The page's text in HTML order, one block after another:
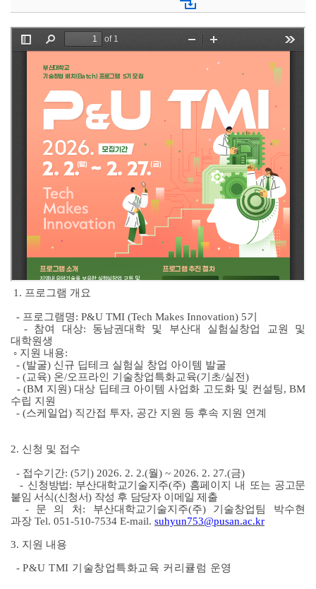
1. 프로그램 개요
- 프로그램명: P&U TMI (Tech Makes Innovation) 5기
- 참여 대상: 동남권대학 및 부산대 실험실창업 교원 및
대학원생
◦ 지원 내용:
- (발굴) 신규 딥테크 실험실 창업 아이템 발굴
- (교육) 온/오프라인 기술창업특화교육(기초/실전)
- (BM 지원)대상 딥테크 아이템 사업화 고도화 및 컨설팅, BM
수립 지원
- (스케일업) 직간접 투자, 공간 지원 등 후속 지원 연계
2. 신청 및 접수
- 접수기간: (5기 ) 2026. 2. 2.(월) ~ 2026. 2. 27.(금)
- 신청방법: 부산대학교기술지주(주) 홈페이지 내 또는 공고문
붙임 서식(신청서) 작성 후 담당자 이메일 제출
- 문 의 처 : 부산대학교기술지주(주) 기술창업팀 박수현
과장 Tel. 051-510-7534 E-mail. suhyun753@pusan.ac.kr
3. 지원 내용
- P&U TMI 기술창업특화교육 커리큘럼 운영